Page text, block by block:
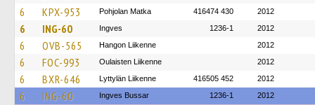
6 KPX-953 Pohjolan Matka 416474 430 2012
6 ING-60 Ingves 1236-1 2012
6 OVB-565 Hangon Liikenne 2012
6 FOC-993 Oulaisten Liikenne 2012
6 BXR-646 Lyttylän Liikenne 416505 452 2012
6 ING-60 Ingves Bussar 1236-1 2012